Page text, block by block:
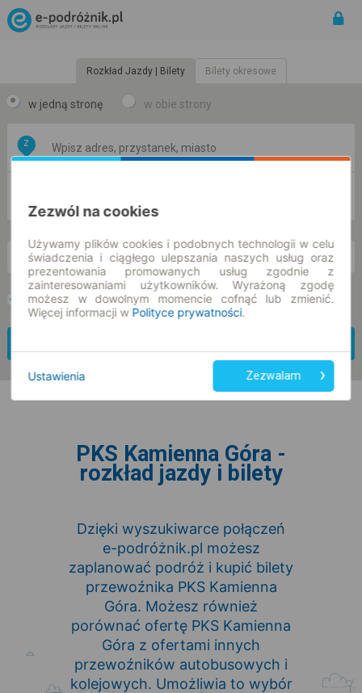
Rozkład Jazdy | Bilety Bilety okresowe
w jedną stronę w obie strony
Z
pt. 7 sie. -- : --
Preferuj bez przesiadek Tylko bilet online
PKS Kamienna Góra -
rozkład jazdy i bilety
Dzięki wyszukiwarce połączeń
e-podróżnik.pl możesz
zaplanować podróż i kupić bilety
przewoźnika PKS Kamienna
Góra. Możesz również
porównać ofertę PKS Kamienna
Góra z ofertami innych
przewoźników autobusowych i
kolejowych. Umożliwia to wybór
Zezwól na cookies
Używamy plików cookies i podobnych technologii w celu
świadczenia i ciągłego ulepszania naszych usług oraz
prezentowania promowanych usług zgodnie z
zainteresowaniami użytkowników. Wyrażoną zgodę
możesz w dowolnym momencie cofnąć lub zmienić.
Więcej informacji w Polityce prywatności.
Ustawienia Zezwalam